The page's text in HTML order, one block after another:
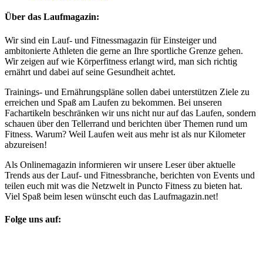
Über das Laufmagazin:
Wir sind ein Lauf- und Fitnessmagazin für Einsteiger und
ambitonierte Athleten die gerne an Ihre sportliche Grenze gehen.
Wir zeigen auf wie Körperfitness erlangt wird, man sich richtig
ernährt und dabei auf seine Gesundheit achtet.
Trainings- und Ernährungspläne sollen dabei unterstützen Ziele zu
erreichen und Spaß am Laufen zu bekommen. Bei unseren
Fachartikeln beschränken wir uns nicht nur auf das Laufen, sondern
schauen über den Tellerrand und berichten über Themen rund um
Fitness. Warum? Weil Laufen weit aus mehr ist als nur Kilometer
abzureisen!
Als Onlinemagazin informieren wir unsere Leser über aktuelle
Trends aus der Lauf- und Fitnessbranche, berichten von Events und
teilen euch mit was die Netzwelt in Puncto Fitness zu bieten hat.
Viel Spaß beim lesen wünscht euch das Laufmagazin.net!
Folge uns auf: